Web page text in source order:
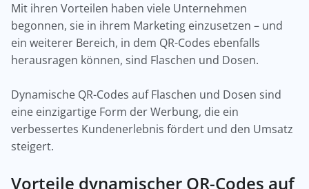
Mit ihren Vorteilen haben viele Unternehmen
begonnen, sie in ihrem Marketing einzusetzen – und
ein weiterer Bereich, in dem QR-Codes ebenfalls
herausragen können, sind Flaschen und Dosen.
Dynamische QR-Codes auf Flaschen und Dosen sind
eine einzigartige Form der Werbung, die ein
verbessertes Kundenerlebnis fördert und den Umsatz
steigert.
Vorteile dynamischer QR-Codes auf